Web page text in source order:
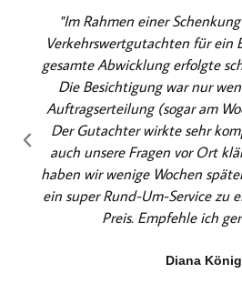
e
r
t
e
t
m
i
t
5
v
n
"Im Rahmen einer
Verkehrswertgutachten für ein
gesamte Abwicklung erfolgte
Die Besichtigung war nur
Auftragserteilung (sogar am
Der Gutachter wirkte sehr
auch unsere Fragen vor Ort
haben wir wenige Wochen
ein super Rund-Um-Service zu
Preis. Empfehle ich
Diana König